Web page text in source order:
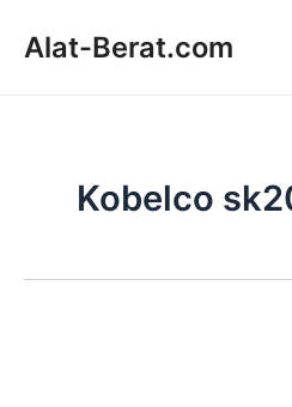
Alat-Berat.com
Kobelco